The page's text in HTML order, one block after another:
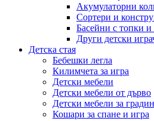
Акумулаторни
Сортери и
Басейни с топки и
Други детски
Детска стая
Бебешки легла
Килимчета за игра
Детски мебели
Детски мебели от дърво
Детски мебели за
Кошари за спане и игра